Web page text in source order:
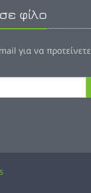
φίλο
για να